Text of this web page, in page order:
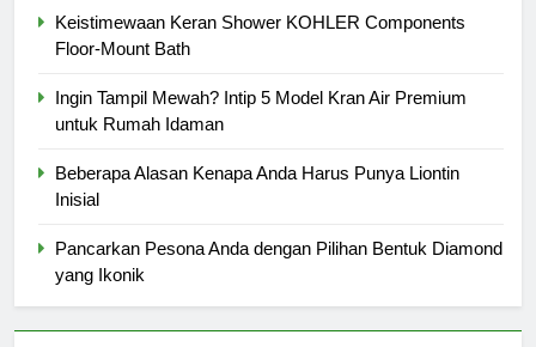
Keistimewaan Keran Shower KOHLER Components
Floor-Mount Bath
Ingin Tampil Mewah? Intip 5 Model Kran Air Premium
untuk Rumah Idaman
Beberapa Alasan Kenapa Anda Harus Punya Liontin
Inisial
Pancarkan Pesona Anda dengan Pilihan Bentuk Diamond
yang Ikonik